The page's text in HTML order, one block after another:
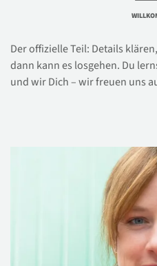
Der offizielle Teil: Details
dann kann es losgehen. Du
und wir Dich – wir freuen uns